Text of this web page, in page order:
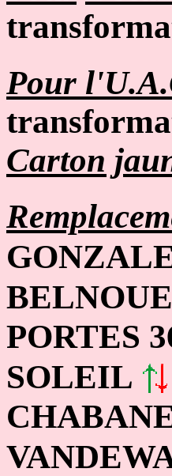
Pour
Carton
BELNOUE
PORTES
SOLEIL